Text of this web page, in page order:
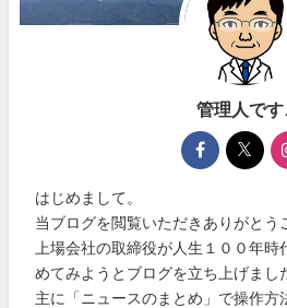
管理人です
はじめまして。
当ブログを閲覧いただきありがとう
上場会社の取締役が人生１００年
めてみようとブログを立ち上げまし
主に「ニュースのまとめ」で操作方